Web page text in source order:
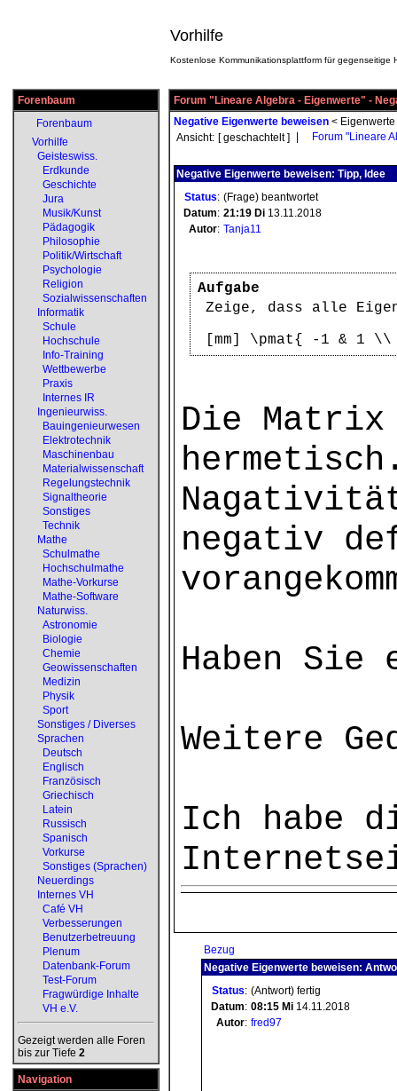
Vorhilfe
Kostenlose Kommunikationsplattform für gegenseitige
Forenbaum
Forenbaum
Vorhilfe
Geisteswiss.
Erdkunde
Geschichte
Jura
Musik/Kunst
Pädagogik
Philosophie
Politik/Wirtschaft
Psychologie
Religion
Sozialwissenschaften
Informatik
Schule
Hochschule
Info-Training
Wettbewerbe
Praxis
Internes IR
Ingenieurwiss.
Bauingenieurwesen
Elektrotechnik
Maschinenbau
Materialwissenschaft
Regelungstechnik
Signaltheorie
Sonstiges
Technik
Mathe
Schulmathe
Hochschulmathe
Mathe-Vorkurse
Mathe-Software
Naturwiss.
Astronomie
Biologie
Chemie
Geowissenschaften
Medizin
Physik
Sport
Sonstiges / Diverses
Sprachen
Deutsch
Englisch
Französisch
Griechisch
Latein
Russisch
Spanisch
Vorkurse
Sonstiges (Sprachen)
Neuerdings
Internes VH
Café VH
Verbesserungen
Benutzerbetreuung
Plenum
Datenbank-Forum
Test-Forum
Fragwürdige Inhalte
VH e.V.
Gezeigt werden alle Foren
bis zur Tiefe 2
Navigation
Forum "Lineare Algebra - Eigenwerte" -
Negative Eigenwerte beweisen < Eigenwerte
Ansicht: [ geschachtelt ] Forum "Lineare
Negative Eigenwerte beweisen: Tipp, Idee
Status: (Frage) beantwortet
Datum: 21:19 Di 13.11.2018
Autor: Tanja11
Aufgabe
Zeige, dass alle
[mm] \pmat{ -1 & 1
Die
negativ
Haben Sie
Weitere
Ich habe
Bezug
Negative Eigenwerte beweisen:
Status: (Antwort) fertig
Datum: 08:15 Mi 14.11.2018
Autor: fred97